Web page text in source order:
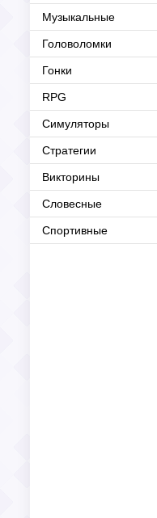
Музыкальные
Головоломки
Гонки
RPG
Симуляторы
Стратегии
Викторины
Словесные
Спортивные